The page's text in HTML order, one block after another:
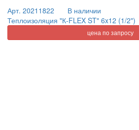
Арт. 20211822
В наличии
Теплоизоляция "К-FLEX ST" 6x12 (1/2")
цена по запросу